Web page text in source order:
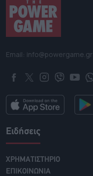
Email: info@powergame.gr
Ειδήσεις
ΧΡΗΜΑΤΙΣΤΗΡΙΟ
ΕΠΙΚΟΙΝΩΝΙΑ